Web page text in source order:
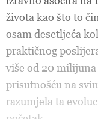
života kao što to
osam desetljeća
praktičnog
više od 20
prisutnošću na
razumjela ta